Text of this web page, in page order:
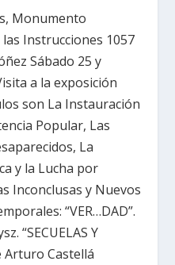
Monumento
Instrucciones 1057
Sábado 25 y
a la exposición
son La Instauración
Popular, Las
La
y la Lucha por
Inconclusas y Nuevos
“VER…DAD”.
“SECUELAS Y
Arturo Castellá